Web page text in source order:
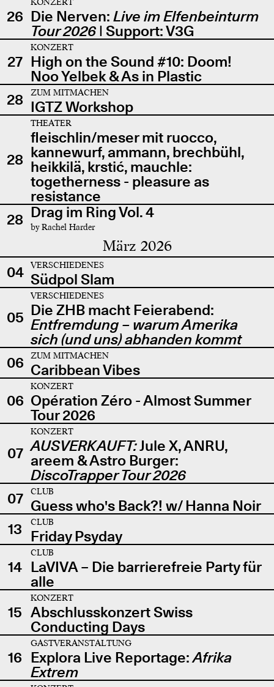
26 Die Nerven: Live im Elfenbeinturm
Tour 2026| Support: V3G
27
KONZERT
High on the Sound #10: Doom!
Noo Yelbek & As in Plastic
28
ZUM MITMACHEN
IGTZ Workshop
28
THEATER
fleischlin/meser mit ruocco,
kannewurf, ammann, brechbühl,
heikkilä, krstić, mauchle:
togetherness - pleasure as
resistance
28 Drag im Ring Vol. 4
by Rachel Harder
März 2026
04 VERSCHIEDENES
Südpol Slam
05
VERSCHIEDENES
Die ZHB macht Feierabend:
Entfremdung – warum Amerika
sich (und uns) abhanden kommt
06
ZUM MITMACHEN
Caribbean Vibes
06
KONZERT
Opération Zéro - Almost Summer
Tour 2026
07
KONZERT
AUSVERKAUFT:Jule X, ANRU,
areem & Astro Burger:
DiscoTrapper Tour 2026
07
CLUB
Guess who's Back?! w/ Hanna Noir
13
CLUB
Friday Psyday
14
CLUB
LaVIVA – Die barrierefreie Party für
alle
15
KONZERT
Abschlusskonzert Swiss
Conducting Days
16
GASTVERANSTALTUNG
Explora Live Reportage:Afrika
Extrem